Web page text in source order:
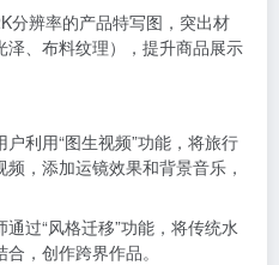
分辨率的产品特写图，突出材
泽、布料纹理），提升商品展示
户利用“图生视频”功能，将旅行
，添加运镜效果和背景音乐，
通过“风格迁移”功能，将传统水
，创作跨界作品。